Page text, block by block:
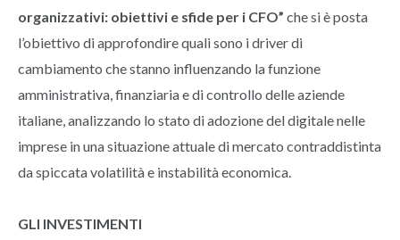
organizzativi: obiettivi e sfide per i CFO” che si è posta
l’obiettivo di approfondire quali sono i driver di
cambiamento che stanno influenzando la funzione
amministrativa, finanziaria e di controllo delle aziende
italiane, analizzando lo stato di adozione del digitale nelle
imprese in una situazione attuale di mercato contraddistinta
da spiccata volatilità e instabilità economica.
GLI INVESTIMENTI